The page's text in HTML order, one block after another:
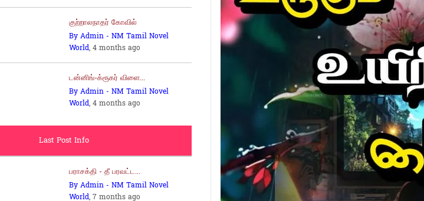
குற்றாலநாதர் கோவில்
By Admin - NM Tamil Novel
World, 4 months ago
டன்னிங்-க்ரூகர் விளை...
By Admin - NM Tamil Novel
World, 4 months ago
Last Post Info
பராசக்தி - தீ பரவட்ட...
By Admin - NM Tamil Novel
World, 7 months ago